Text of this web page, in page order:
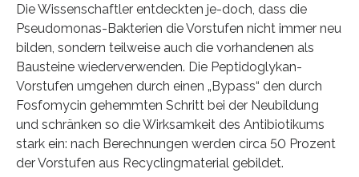
Die Wissenschaftler entdeckten je-doch, dass die
Pseudomonas-Bakterien die Vorstufen nicht immer neu
bilden, sondern teilweise auch die vorhandenen als
Bausteine wiederverwenden. Die Peptidoglykan-
Vorstufen umgehen durch einen „Bypass“ den durch
Fosfomycin gehemmten Schritt bei der Neubildung
und schränken so die Wirksamkeit des Antibiotikums
stark ein: nach Berechnungen werden circa 50 Prozent
der Vorstufen aus Recyclingmaterial gebildet.